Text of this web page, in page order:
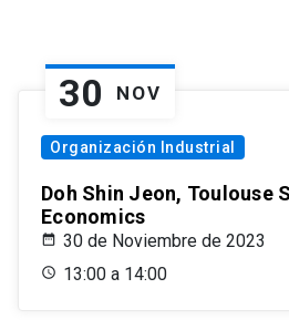
30 NOV
Organización Industrial
Doh Shin Jeon, Toulouse
Economics
30 de Noviembre de 2023
13:00 a 14:00